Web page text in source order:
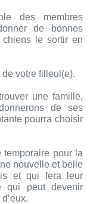
des membres
de bonnes
le sortir en
votre filleul(e).
une famille,
de ses
pourra choisir
temporaire pour la
nouvelle et belle
et qui fera leur
qui peut devenir